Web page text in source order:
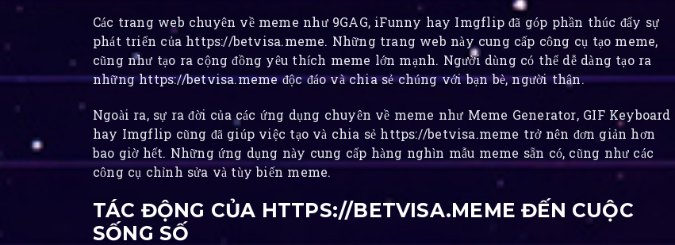
Các trang web chuyên về meme như 9GAG, iFunny hay Imgflip đã góp phần thúc đẩy sự
phát triển của https://betvisa.meme. Những trang web này cung cấp công cụ tạo meme,
cũng như tạo ra cộng đồng yêu thích meme lớn mạnh. Người dùng có thể dễ dàng tạo ra
những https://betvisa.meme độc đáo và chia sẻ chúng với bạn bè, người thân.
Ngoài ra, sự ra đời của các ứng dụng chuyên về meme như Meme Generator, GIF Keyboard
hay Imgflip cũng đã giúp việc tạo và chia sẻ https://betvisa.meme trở nên đơn giản hơn
bao giờ hết. Những ứng dụng này cung cấp hàng nghìn mẫu meme sẵn có, cũng như các
công cụ chỉnh sửa và tùy biến meme.
TÁC ĐỘNG CỦA HTTPS://BETVISA.MEME ĐẾN CUỘC
SỐNG SỐ